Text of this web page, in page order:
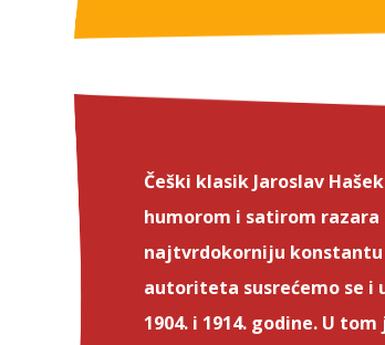
Češki klasik Jaroslav
humorom i satirom
najtvrdokorniju
autoriteta susrećemo se i
1904. i 1914. godine. U